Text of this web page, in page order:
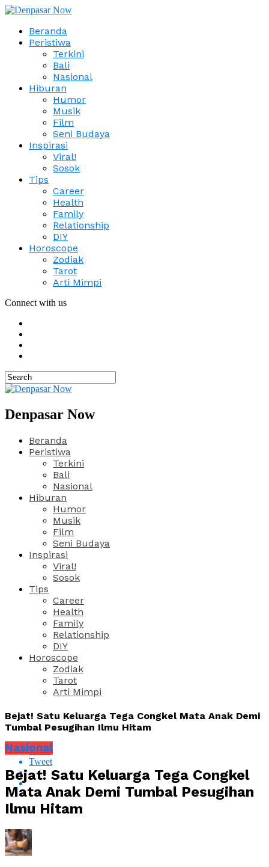
Beranda
Peristiwa
Terkini
Bali
Nasional
Hiburan
Humor
Musik
Film
Seni Budaya
Inspirasi
Viral!
Sosok
Tips
Career
Health
Family
Relationship
DIY
Horoscope
Zodiak
Tarot
Arti Mimpi
Connect with us
Denpasar Now
Beranda
Peristiwa
Terkini
Bali
Nasional
Hiburan
Humor
Musik
Film
Seni Budaya
Inspirasi
Viral!
Sosok
Tips
Career
Health
Family
Relationship
DIY
Horoscope
Zodiak
Tarot
Arti Mimpi
Bejat! Satu Keluarga Tega Congkel Mata Anak Demi
Tumbal Pesugihan Ilmu Hitam
Share
Tweet
Nasional
Bejat! Satu Keluarga Tega Congkel
Mata Anak Demi Tumbal Pesugihan
Ilmu Hitam